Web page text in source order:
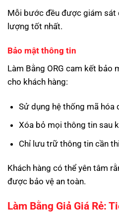
Mỗi bước đều được giám sát
lượng tốt nhất.
Bảo mật thông tin
Làm Bằng ORG cam kết bảo
cho khách hàng:
Sử dụng hệ thống mã hóa
Xóa bỏ mọi thông tin sau
Chỉ lưu trữ thông tin cần
Khách hàng có thể yên tâm
được bảo vệ an toàn.
Làm Bằng Giả Giá Rẻ: